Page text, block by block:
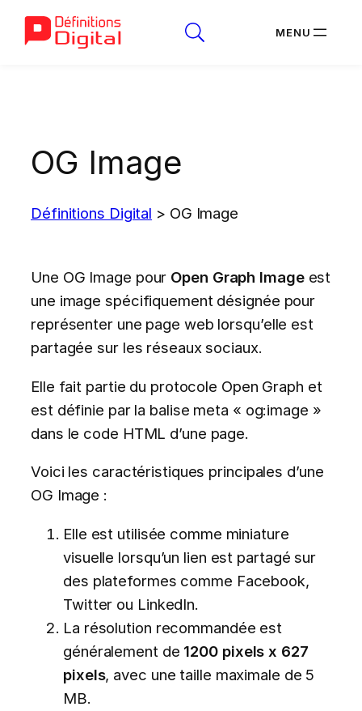
OG Image
Définitions Digital > OG Image
Une OG Image pour Open Graph Image est
une image spécifiquement désignée pour
représenter une page web lorsqu’elle est
partagée sur les réseaux sociaux.
Elle fait partie du protocole Open Graph et
est définie par la balise meta « og:image »
dans le code HTML d’une page.
Voici les caractéristiques principales d’une
OG Image :
Elle est utilisée comme miniature
visuelle lorsqu’un lien est partagé sur
des plateformes comme Facebook,
Twitter ou LinkedIn.
La résolution recommandée est
généralement de 1200 pixels x 627
pixels, avec une taille maximale de 5
MB.